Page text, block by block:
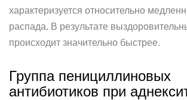
характеризуется относительно
распада. В результате
происходит значительно быстрее.
Группа пенициллиновых
антибиотиков при